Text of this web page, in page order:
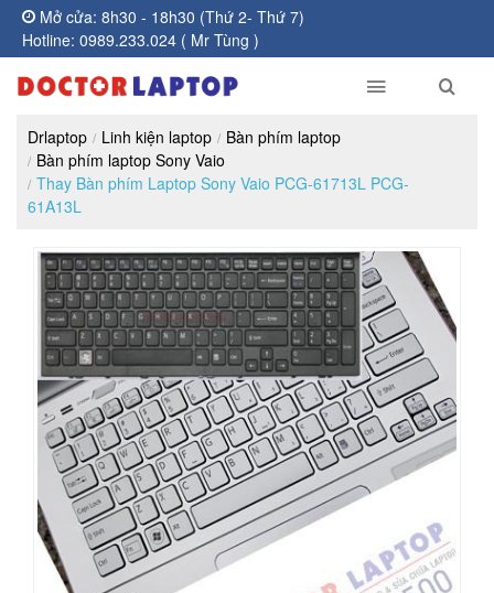
Mở cửa: 8h30 - 18h30 (Thứ 2- Thứ 7)
Hotline: 0989.233.024 ( Mr Tùng )
Drlaptop Linh kiện laptop
Bàn phím laptop
Bàn phím laptop Sony Vaio
Thay Bàn phím Laptop Sony Vaio PCG-61713L PCG-
61A13L